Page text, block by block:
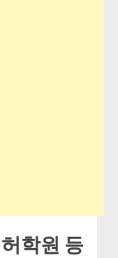
학원 등